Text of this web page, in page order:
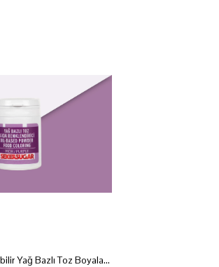
Şeker&Sugar Yenilebilir Yağ Bazlı Toz Boyalar 15 Gr